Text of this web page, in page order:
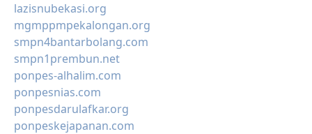
lazisnubekasi.org
mgmppmpekalongan.org
smpn4bantarbolang.com
smpn1prembun.net
ponpes-alhalim.com
ponpesnias.com
ponpesdarulafkar.org
ponpeskejapanan.com